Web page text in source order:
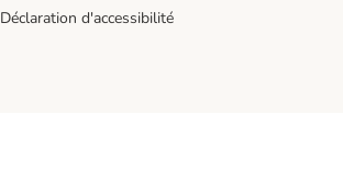
Déclaration d'accessibilité